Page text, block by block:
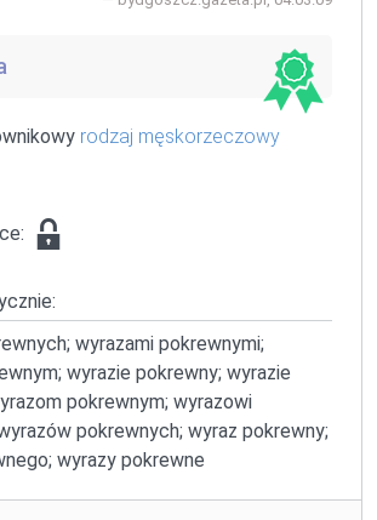
rodzaj męskorzeczowy
wyrazami pokrewnymi;
wyrazie pokrewny; wyrazie
pokrewnym; wyrazowi
pokrewnych; wyraz pokrewny;
wyrazy pokrewne